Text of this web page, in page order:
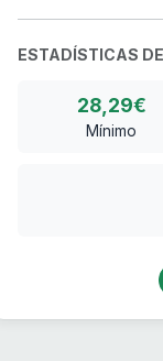
ESTADÍSTICAS
28,29€
Mínimo